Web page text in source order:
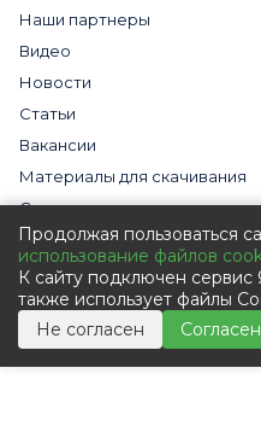
Наши партнеры
Видео
Новости
Статьи
Вакансии
Материалы для скачивания
Cогласие на
Обработка персональных
«Яндекс.Метрика»
Политика в отношении
Пользовательское
Согласие на обработку
Продолжая пользоваться
использование файлов
К сайту подключен
также использует файлы
Не согласен
Согласен